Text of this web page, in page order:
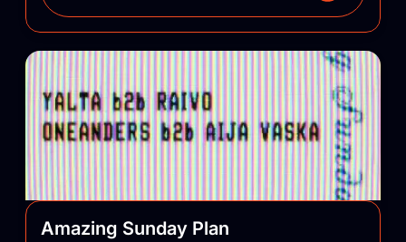
Amazing Sunday Plan